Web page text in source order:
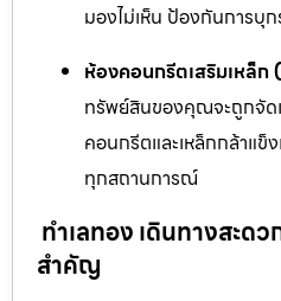
มองไม่เห็น ป้องกันการบุ
ห้องคอนกรีตเสริมเหล็
ทรัพย์สินของคุณจะถูกจัด
คอนกรีตและเหล็กกล้าแข็
ทุกสถานการณ์
ทำเลทอง เดินทางสะด
สำคัญ